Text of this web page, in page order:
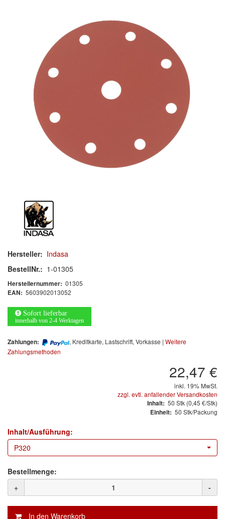
Zubehör/Hilfsmittel
Kleben & Beschichten
Abdecken
Lackieren
Polieren
Malerbedarf & Zubehör
Reinigen
Arbeitsschutz
Luftfilter
Mischfarben
Restposten
Informationsmaterial
MARKEN
E-D
EVERCOAT
Facdos
Finixa
Indasa
Hersteller: Indasa
BestellNr.: 1-01305
Herstellernummer: 01305
EAN: 5603902013052
Sofort lieferbar
innerhalb von 2-4 Werktagen
Zahlungen: , Kreditkarte, Lastschrift, Vorkasse | Weitere
Zahlungsmethoden
22,47 €
inkl. 19% MwSt.
zzgl. evtl. anfallender Versandkosten
Inhalt: 50 Stk (0,45 €/Stk)
Einheit: 50 Stk/Packung
Inhalt/Ausführung:
P320
Bestellmenge:
+
-